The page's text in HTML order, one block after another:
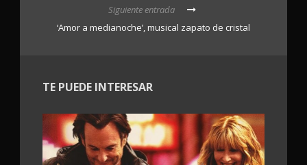
Siguiente entrada
‘Amor a medianoche’, musical zapato de cristal
TE PUEDE INTERESAR